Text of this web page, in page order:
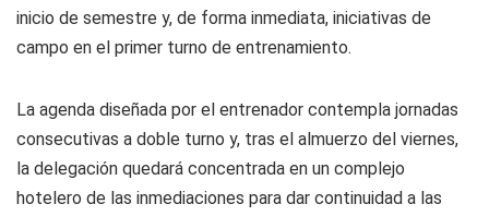
inicio de semestre y, de forma inmediata, iniciativas de
campo en el primer turno de entrenamiento.
La agenda diseñada por el entrenador contempla jornadas
consecutivas a doble turno y, tras el almuerzo del viernes,
la delegación quedará concentrada en un complejo
hotelero de las inmediaciones para dar continuidad a las